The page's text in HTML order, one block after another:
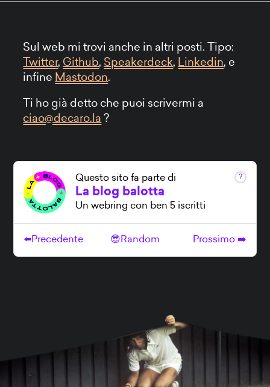
Sul web mi trovi anche in altri posti. Tipo:
Twitter, Github, Speakerdeck, Linkedin, e
infine Mastodon.
Ti ho già detto che puoi scrivermi a
ciao@decaro.la ?